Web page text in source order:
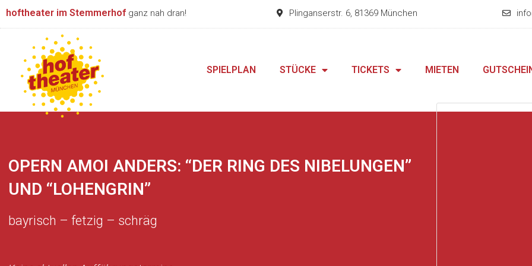
Zum
hoftheater im Stemmerhof ganz nah dran! Plinganserstr. 6, 81369 München
SPIELPLAN STÜCKE TICKETS MIETEN
OPERN AMOI ANDERS: “DER RING DES NIBELUNGEN”
UND “LOHENGRIN”
bayrisch – fetzig – schräg